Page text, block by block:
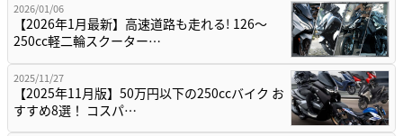
2026/01/06
【2026年1月最新】高速道路も走れる! 126～
250cc軽二輪スクーター…
2025/11/27
【2025年11月版】50万円以下の250ccバイク お
すすめ8選！ コスパ…